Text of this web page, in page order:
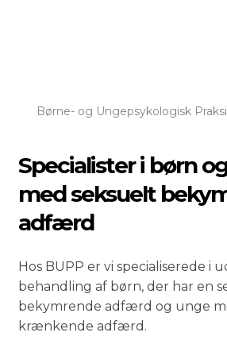
Børne- og Ungepsykologisk
Specialister i børn
med seksuelt
adfærd
Hos BUPP er vi specialiserede i
behandling af børn, der har en
bekymrende adfærd og unge
krænkende adfærd.